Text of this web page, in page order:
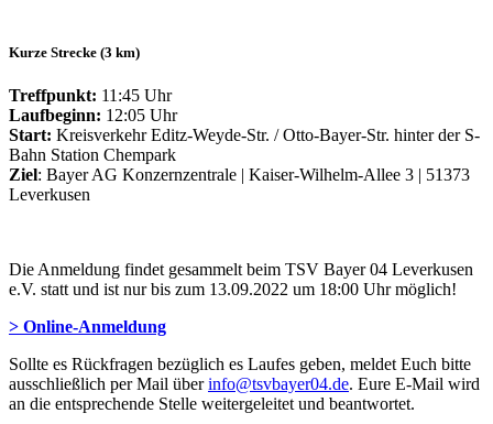
Kurze Strecke (3 km)
Treffpunkt: 11:45 Uhr
Laufbeginn: 12:05 Uhr
Start: Kreisverkehr Editz-Weyde-Str. / Otto-Bayer-Str. hinter der S-
Bahn Station Chempark
Ziel: Bayer AG Konzernzentrale | Kaiser-Wilhelm-Allee 3 | 51373
Leverkusen
Die Anmeldung findet gesammelt beim TSV Bayer 04 Leverkusen
e.V. statt und ist nur bis zum 13.09.2022 um 18:00 Uhr möglich!
> Online-Anmeldung
Sollte es Rückfragen bezüglich es Laufes geben, meldet Euch bitte
ausschließlich per Mail überinfo@tsvbayer04.de. Eure E-Mail wird
an die entsprechende Stelle weitergeleitet und beantwortet.